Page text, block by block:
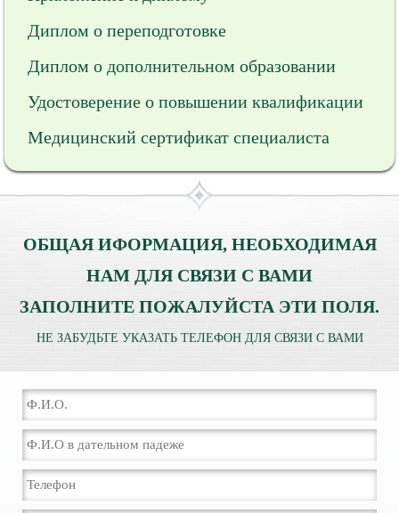
Диплом о переподготовке
Диплом о дополнительном образовании
Удостоверение о повышении квалификации
Медицинский сертификат специалиста
ОБЩАЯ ИФОРМАЦИЯ, НЕОБХОДИМАЯ
НАМ ДЛЯ СВЯЗИ С ВАМИ
ЗАПОЛНИТЕ ПОЖАЛУЙСТА ЭТИ ПОЛЯ.
НЕ ЗАБУДЬТЕ УКАЗАТЬ ТЕЛЕФОН ДЛЯ СВЯЗИ С ВАМИ